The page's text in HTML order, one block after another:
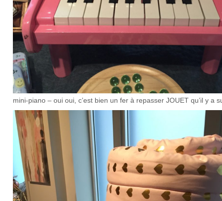
mini-piano – oui oui, c’est bien un fer à repasser JOUET qu’il y a